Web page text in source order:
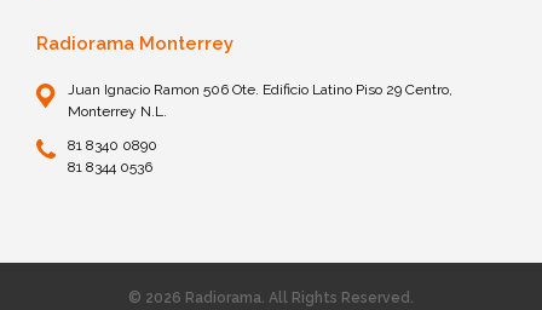
Radiorama Monterrey
Juan Ignacio Ramon 506 Ote. Edificio Latino Piso 29 Centro,
Monterrey N.L.
81 8340 0890
81 8344 0536
© 2026 Radiorama. All Rights Reserved.